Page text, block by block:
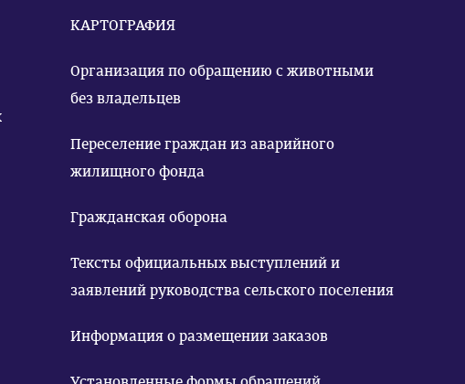
КАРТОГРАФИЯ
Организация по обращению с животными
без владельцев
Переселение граждан из аварийного
жилищного фонда
Гражданская оборона
Тексты официальных выступлений и
заявлений руководства сельского поселения
Информация о размещении заказов